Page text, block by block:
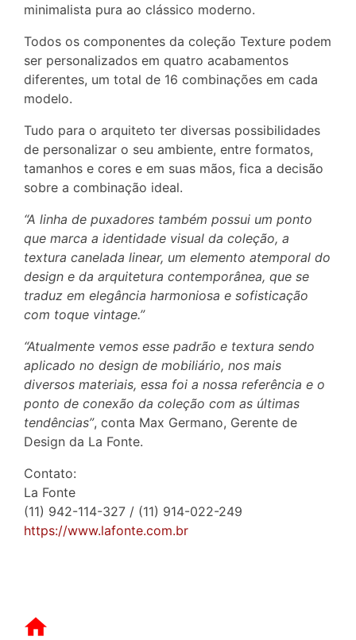
minimalista pura ao clássico moderno.
Todos os componentes da coleção Texture podem
ser personalizados em quatro acabamentos
diferentes, um total de 16 combinações em cada
modelo.
Tudo para o arquiteto ter diversas possibilidades
de personalizar o seu ambiente, entre formatos,
tamanhos e cores e em suas mãos, fica a decisão
sobre a combinação ideal.
“A linha de puxadores também possui um ponto
que marca a identidade visual da coleção, a
textura canelada linear, um elemento atemporal do
design e da arquitetura contemporânea, que se
traduz em elegância harmoniosa e sofisticação
com toque vintage.”
“Atualmente vemos esse padrão e textura sendo
aplicado no design de mobiliário, nos mais
diversos materiais, essa foi a nossa referência e o
ponto de conexão da coleção com as últimas
tendências”, conta Max Germano, Gerente de
Design da La Fonte.
Contato:
La Fonte
(11) 942-114-327 / (11) 914-022-249
https://www.lafonte.com.br